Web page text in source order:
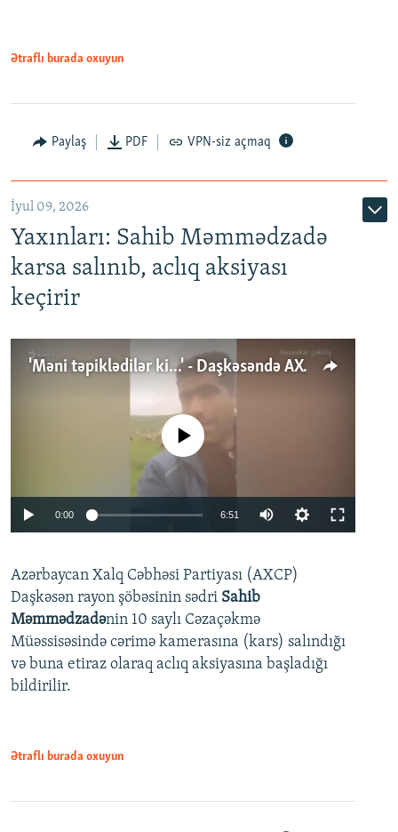
Ətraflı burada oxuyun
Paylaş PDF VPN-siz açmaq
İyul 09, 2026
Yaxınları: Sahib Məmmədzadə
karsa salınıb, aclıq aksiyası
keçirir
'Məni təpiklədilər ki...' - Daşkəsəndə AXCP fəalının yaxınları onun həbsinə etiraz edirlər
Auto 240p 360p
720p 1080p
No media source currently available
0:00 6:51
360p
720p
1080p
Azərbaycan Xalq Cəbhəsi Partiyası (AXCP)
Daşkəsən rayon şöbəsinin sədri Sahib
Məmmədzadənin 10 saylı Cəzaçəkmə
Müəssisəsində cərimə kamerasına (kars) salındığı
və buna etiraz olaraq aclıq aksiyasına başladığı
bildirilir.
Ətraflı burada oxuyun